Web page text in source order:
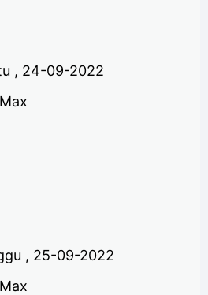
, 24-09-2022
, 25-09-2022